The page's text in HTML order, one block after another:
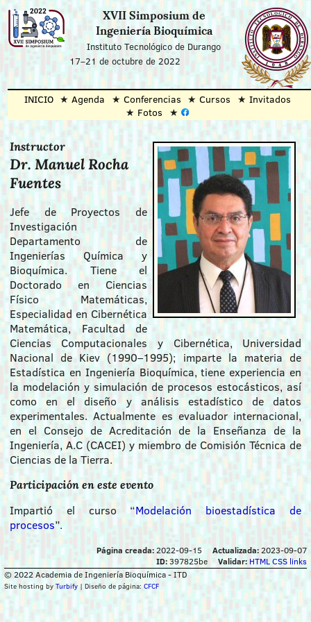
XVII Simposium de
Ingeniería Bioquímica
Instituto Tecnológico de Durango
17–21 de octubre de 2022
INICIO Agenda Conferencias Cursos
Invitados
Fotos
Instructor
Dr. Manuel Rocha
Fuentes
Jefe de Proyectos de
Investigación
Departamento de
Ingenierías Química y
Bioquímica. Tiene el
Doctorado en Ciencias
Físico Matemáticas,
Especialidad en Cibernética
Matemática, Facultad de
Ciencias Computacionales y Cibernética, Universidad
Nacional de Kiev (1990–1995); imparte la materia de
Estadística en Ingeniería Bioquímica, tiene experiencia en
la modelación y simulación de procesos estocásticos, así
como en el diseño y análisis estadístico de datos
experimentales. Actualmente es evaluador internacional,
en el Consejo de Acreditación de la Enseñanza de la
Ingeniería, A.C (CACEI) y miembro de Comisión Técnica de
Ciencias de la Tierra.
Participación en este evento
Impartió el curso “Modelación bioestadística de
procesos”.
Página creada: 2022-09-15 Actualizada: 2023-09-07
ID:397825be Validar: HTML CSS links
© 2022 Academia de Ingeniería Bioquímica - ITD
Site hosting by Turbify| Diseño de página: CFCF